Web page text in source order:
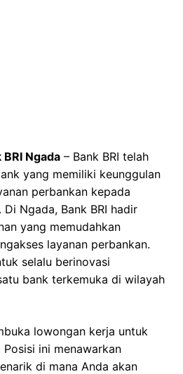
Ngada – Bank BRI telah
yang memiliki keunggulan
perbankan kepada
Ngada, Bank BRI hadir
yang memudahkan
layanan perbankan.
selalu berinovasi
bank terkemuka di wilayah
lowongan kerja untuk
ini menawarkan
di mana Anda akan